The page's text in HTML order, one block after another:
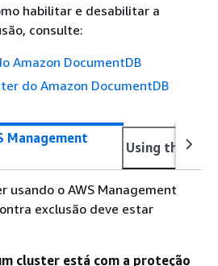
habilitar e desabilitar a
consulte:
Amazon DocumentDB
do Amazon DocumentDB
Management
Using the
usando o AWS Management
exclusão deve estar
cluster está com a proteção